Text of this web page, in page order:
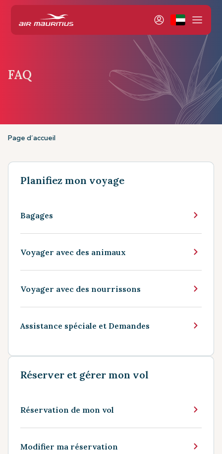
FAQ
Page d’accueil
Planifiez mon voyage
Bagages
Voyager avec des animaux
Voyager avec des nourrissons
Assistance spéciale et Demandes
Réserver et gérer mon vol
Réservation de mon vol
Modifier ma réservation